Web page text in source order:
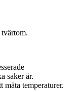
saker är.
temperaturer.